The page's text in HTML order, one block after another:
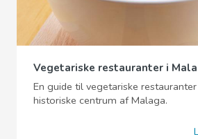
Vegetariske restauranter i
En guide til vegetariske
historiske centrum af Malaga.